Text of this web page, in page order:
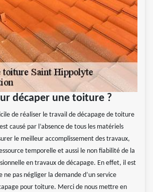
décaper une toiture ?
de réaliser le travail de décapage de toiture
causé par l’absence de tous les matériels
le meilleur accomplissement des travaux,
temporelle et aussi le non fiabilité de la
en travaux de décapage. En effet, il est
ne pas négliger la demande d’un service
pour toiture. Merci de nous mettre en